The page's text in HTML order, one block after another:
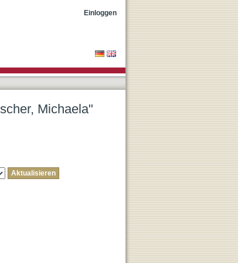
Einloggen
Michaela"